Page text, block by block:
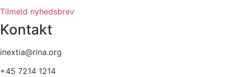
Tilmeld nyhedsbrev
Kontakt
inextia@rina.org
+45 7214 1214